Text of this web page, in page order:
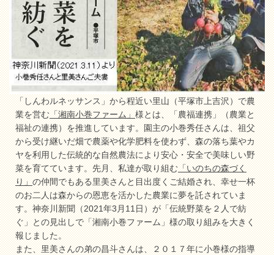
「しんわルネッサンス」から程近い里山（平塚市上吉沢）で農
業を営む「湘南小巻ファーム」様とは、「農福連携」（農業と
福祉の連携）を推進しています。園主の小巻秀任さんは、祖父
から受け継いだ畑で農薬や化学肥料を使わず、森の落ち葉やカ
ヤを利用した伝統的な自然農法により安心・安全で美味しい野
菜を育てています。先月、私達が取り組む「いのちの森づく
り」の仲間でもある里美さんと目出度くご結婚され、幸せ一杯
のお二人は森からの恩恵を活かした農業に夢を託されていま
す。神奈川新聞（2021年3月11日）が「伝統野菜を２人で紡
ぐ」との見出しで「湘南小巻ファーム」様の取り組みを大きく
報じました。
また、里美さんの弟の昌斗さんは、２０１７年に小巻様の指導